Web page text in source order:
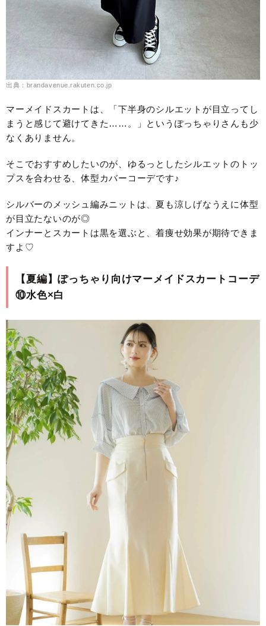
出典：brandavenue.rakuten.co.jp
マーメイドスカートは、「下半身のシルエットが目立ってし
まうと感じて避けてきた……。」というぽっちゃりさんも少
なくありません。
そこでおすすめしたいのが、ゆるっとしたシルエットのトッ
プスを合わせる、体型カバーコーデです♪
シルバーのメッシュ編みニットは、夏も涼しげなうえに体型
が目立たないのが◎
インナーとスカートは黒を選ぶと、着痩せ効果が期待できま
すよ♡
【夏編】ぽっちゃり向けマーメイドスカートコーデ
⑩水色×白